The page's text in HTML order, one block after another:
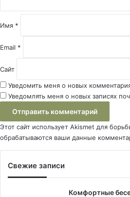
и
й
Имя *
Email *
Сайт
Уведомить меня о новых
Уведомлять меня о новых записях
Этот сайт использует Akismet для
обрабатываются ваши данные
Свежие записи
Комфортные